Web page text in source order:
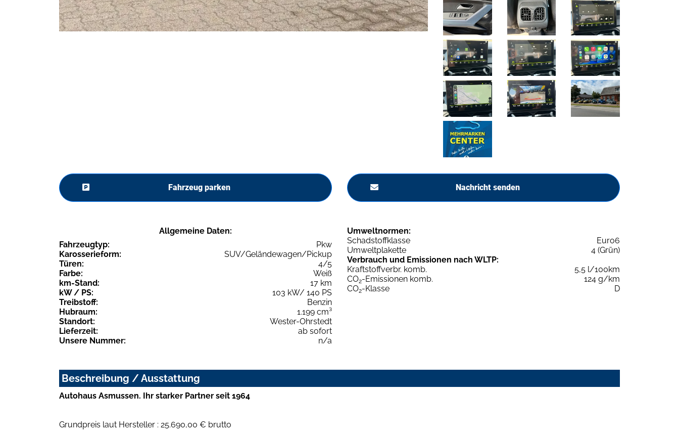
Fahrzeug parken Nachricht senden
Allgemeine Daten:
Fahrzeugtyp:
Pkw
Karosserieform:
SUV/Geländewagen/Pickup
Türen:
4/5
Farbe:
Weiß
km-Stand:
17 km
kW / PS:
103 kW/ 140 PS
Treibstoff:
Benzin
Hubraum:
1.199 cm³
Standort:
Wester-Ohrstedt
Lieferzeit:
ab sofort
Unsere Nummer:
n/a
Umweltnormen:
Schadstoffklasse
Euro6
Umweltplakette
4 (Grün)
Verbrauch und Emissionen nach WLTP:
Kraftstoffverbr. komb.
5,5 l/100km
CO2-Emissionen komb.
124 g/km
CO2-Klasse D
Beschreibung / Ausstattung
Autohaus Asmussen. Ihr starker Partner seit 1964
Grundpreis laut Hersteller : 25.690,00 € brutto